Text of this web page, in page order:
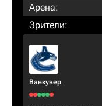
Арена:
Зрители:
Ванкувер